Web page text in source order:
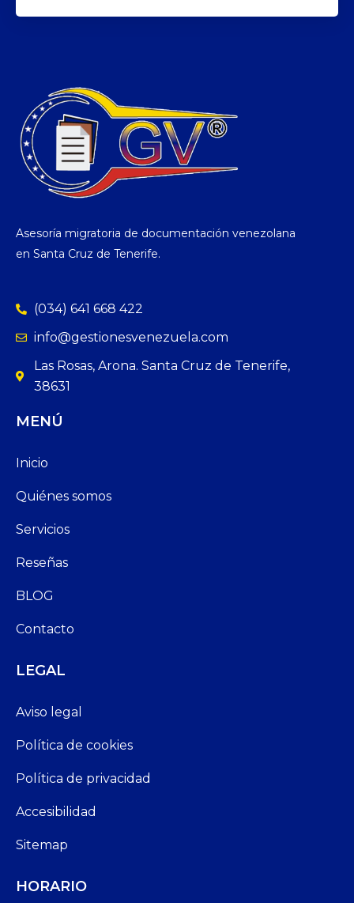
Asesoría migratoria de documentación venezolana
en Santa Cruz de Tenerife.
(034) 641 668 422
info@gestionesvenezuela.com
Las Rosas, Arona. Santa Cruz de Tenerife,
38631
MENÚ
Inicio
Quiénes somos
Servicios
Reseñas
BLOG
Contacto
LEGAL
Aviso legal
Política de cookies
Política de privacidad
Accesibilidad
Sitemap
HORARIO